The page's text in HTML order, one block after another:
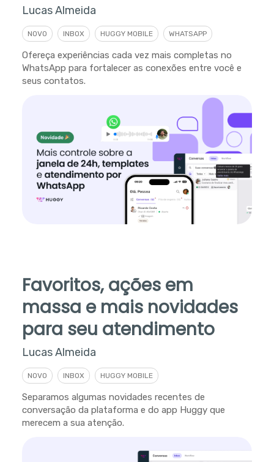
Lucas Almeida
NOVO INBOX HUGGY MOBILE WHATSAPP
Ofereça experiências cada vez mais completas no
WhatsApp para fortalecer as conexões entre você e
seus contatos.
Favoritos, ações em
massa e mais novidades
para seu atendimento
Lucas Almeida
NOVO INBOX HUGGY MOBILE
Separamos algumas novidades recentes de
conversação da plataforma e do app Huggy que
merecem a sua atenção.